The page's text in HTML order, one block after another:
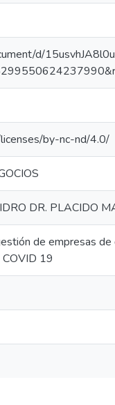
d/
by-nc-nd/4.0/
DR. PLACIDO
de empresas
19